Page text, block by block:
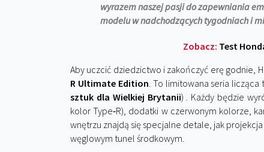
wyrazem naszej pasji do zapewniania
modelu w nadchodzących tygodniach i
Zobacz: Test
Aby uczcić dziedzictwo i zakończyć erę godnie,
R Ultimate Edition. To limitowana seria licząca
sztuk dla Wielkiej Brytanii) . Każdy będzie
kolor Type‑R), dodatki w czerwonym kolorze,
wnętrzu znajdą się specjalne detale, jak
węglowym tunel środkowym.